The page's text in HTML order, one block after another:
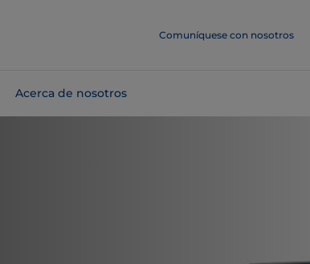
Comuníquese con nosotros
Acerca de nosotros